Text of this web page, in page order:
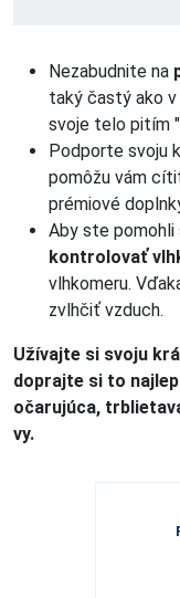
Nezabudnite na
taký častý ako
svoje telo pitím
Podporte svoju
pomôžu vám
prémiové
Aby ste pomohli
kontrolovať
vlhkomeru.
zvlhčiť vzduch.
Užívajte si svoju
doprajte si to
očarujúca,
vy.